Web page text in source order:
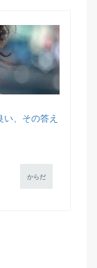
、その答え
からだ